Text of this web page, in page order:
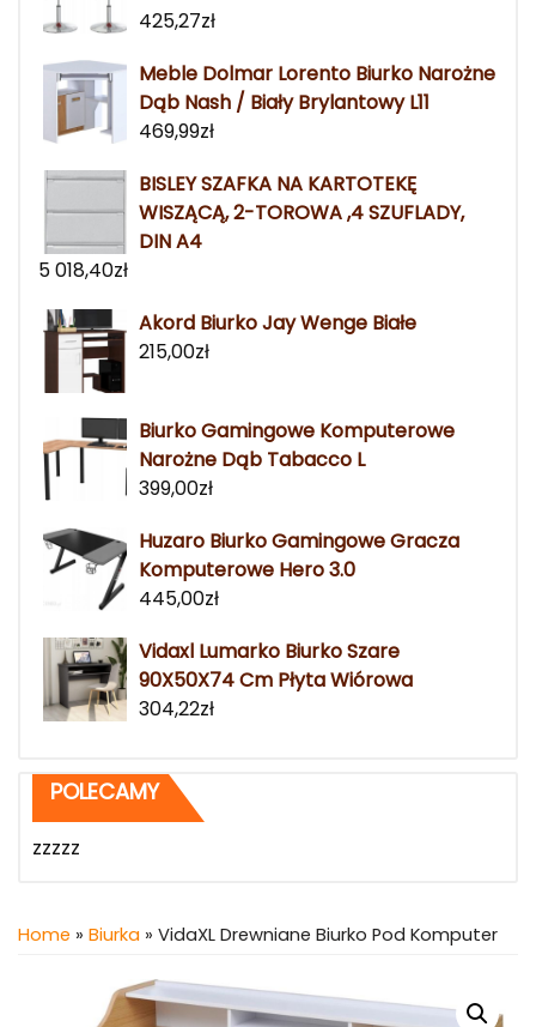
425,27zł
Meble Dolmar Lorento Biurko Narożne
Dąb Nash / Biały Brylantowy L11
469,99zł
BISLEY SZAFKA NA KARTOTEKĘ
WISZĄCĄ, 2-TOROWA ,4 SZUFLADY,
DIN A4
5 018,40zł
Akord Biurko Jay Wenge Białe
215,00zł
Biurko Gamingowe Komputerowe
Narożne Dąb Tabacco L
399,00zł
Huzaro Biurko Gamingowe Gracza
Komputerowe Hero 3.0
445,00zł
Vidaxl Lumarko Biurko Szare
90X50X74 Cm Płyta Wiórowa
304,22zł
POLECAMY
zzzzz
Home » Biurka » VidaXL Drewniane Biurko Pod Komputer